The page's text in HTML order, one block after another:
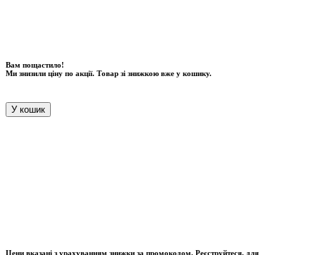
Вам пощастило!
Ми знизили ціну по акції. Товар зі знижкою вже у кошику.
У кошик
Цени вказані з урахуванням знижки за промокодом. Реєструйтеся, для